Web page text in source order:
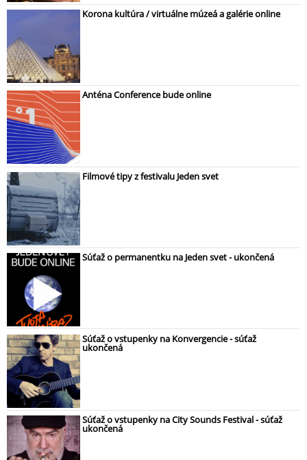
Korona kultúra / virtuálne múzeá a galérie online
Anténa Conference bude online
Filmové tipy z festivalu Jeden svet
Súťaž o permanentku na Jeden svet - ukončená
Súťaž o vstupenky na Konvergencie - súťaž
ukončená
Súťaž o vstupenky na City Sounds Festival - súťaž
ukončená